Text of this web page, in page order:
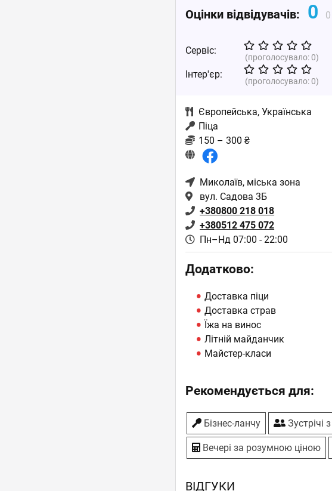
Оцінки відвідувачів: 0 0
Сервіс:
(проголосувало:0)
Інтер'єр:
(проголосувало:0)
Європейська,Українська
Піца
150 – 300 ₴
Миколаїв, міська зона
вул. Садова 3Б
+380800 218 018
+380512 475 072
Пн–Нд 07:00 - 22:00
Додатково:
Доставка піци
Доставка страв
Їжа на винос
Літній майданчик
Майстер-класи
Рекомендується для:
Бiзнес-ланчу Зустрічі
Вечері за розумною ціною
ВІДГУКИ